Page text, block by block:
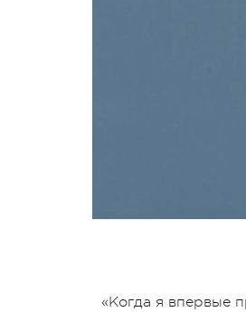
«Когда я впервые